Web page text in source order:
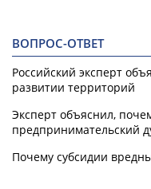
ВОПРОС-ОТВЕТ
Российский эксперт
развитии территорий
Эксперт объяснил,
предпринимательский
Почему субсидии